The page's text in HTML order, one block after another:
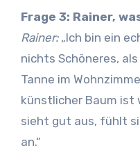
Frage 3: Rainer,
Rainer:„Ich bin ein
nichts Schöneres,
Tanne im
künstlicher Baum ist
sieht gut aus, fühlt
an.“